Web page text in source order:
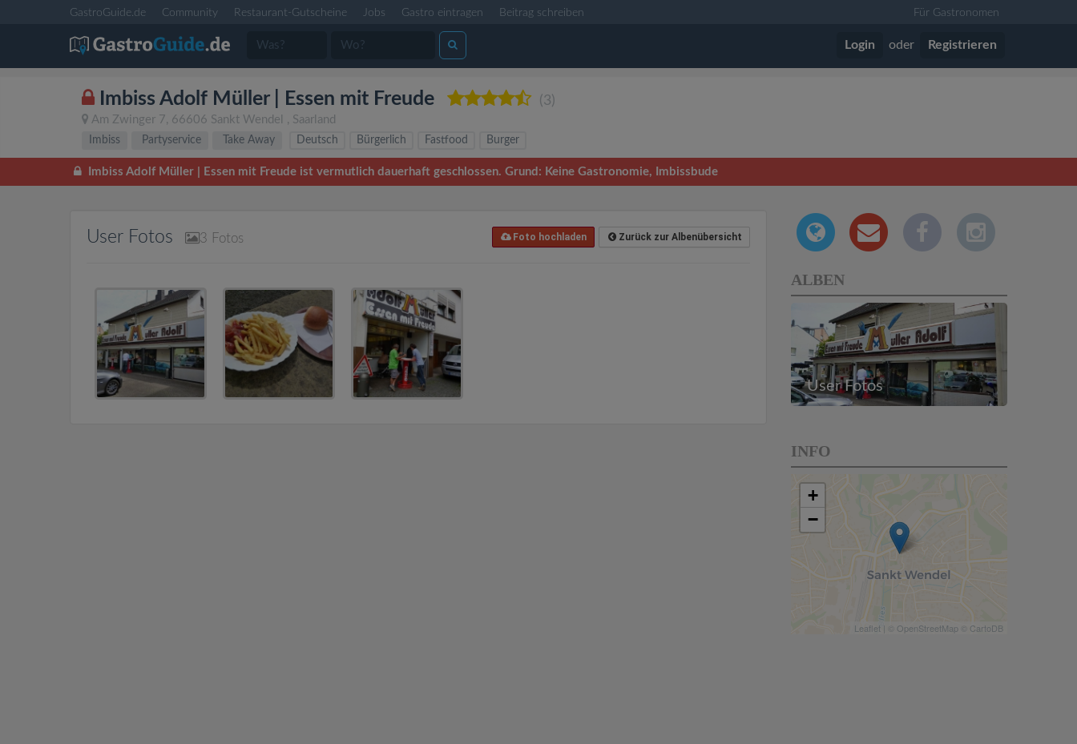
GastroGuide.de Community Restaurant-Gutscheine Jobs Gastro eintragen Beitrag schreiben Für Gastronomen
Login oder Registrieren
Imbiss Adolf Müller | Essen mit Freude (3)
Am Zwinger 7, 66606 Sankt Wendel , Saarland
Imbiss Partyservice Take Away Deutsch Bürgerlich Fastfood Burger
Imbiss Adolf Müller | Essen mit Freude ist vermutlich dauerhaft geschlossen. Grund: Keine Gastronomie, Imbissbude
Foto hochladen Zurück zur Albenübersicht
User Fotos 3 Fotos
ALBEN
User Fotos
INFO
+
−
Leaflet | © OpenStreetMap © CartoDB